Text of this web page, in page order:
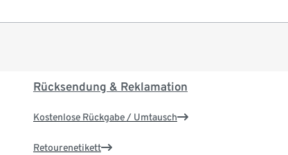
Rücksendung & Reklamation
Kostenlose Rückgabe / Umtausch
Retourenetikett